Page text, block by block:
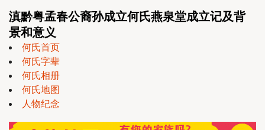
滇黔粤孟春公裔孙成立何氏燕泉堂成立记及背
景和意义
何氏首页
何氏字辈
何氏相册
何氏地图
人物纪念